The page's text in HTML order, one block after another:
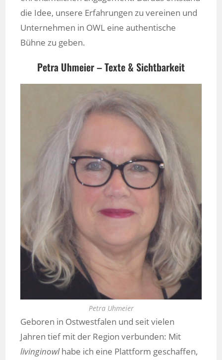
die Idee, unsere Erfahrungen zu vereinen und
Unternehmen in OWL eine authentische
Bühne zu geben.
Petra Uhmeier – Texte & Sichtbarkeit
Petra Uhmeier
Geboren in Ostwestfalen und seit vielen
Jahren tief mit der Region verbunden: Mit
livinginowlhabe ich eine Plattform geschaffen,